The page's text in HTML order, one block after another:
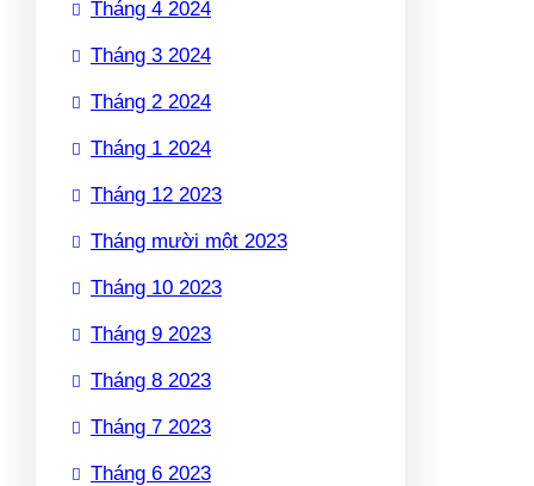
Tháng 4 2024
Tháng 3 2024
Tháng 2 2024
Tháng 1 2024
Tháng 12 2023
Tháng mười một 2023
Tháng 10 2023
Tháng 9 2023
Tháng 8 2023
Tháng 7 2023
Tháng 6 2023